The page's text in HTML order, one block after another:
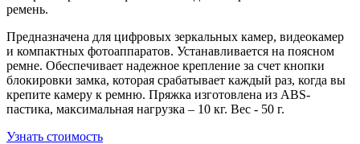
ремень.
Предназначена для цифровых зеркальных камер, видеокамер
и компактных фотоаппаратов. Устанавливается на поясном
ремне. Обеспечивает надежное крепление за счет кнопки
блокировки замка, которая срабатывает каждый раз, когда вы
крепите камеру к ремню. Пряжка изготовлена из ABS-
пастика, максимальная нагрузка – 10 кг. Вес - 50 г.
Узнать стоимость